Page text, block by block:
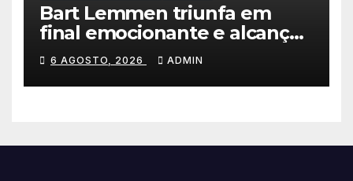
Bart Lemmen triunfa em
final emocionante e alcança
a primeira vitória da carreira
na Volta à Polónia
6 AGOSTO, 2026 ADMIN